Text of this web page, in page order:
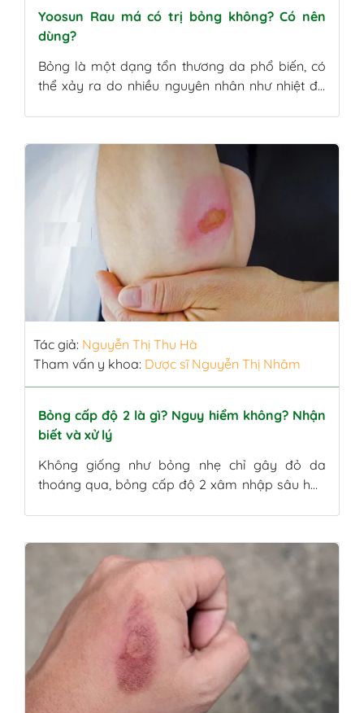
Yoosun Rau má có trị bỏng không? Có nên
dùng?
Bỏng là một dạng tổn thương da phổ biến, có
thể xảy ra do nhiều nguyên nhân như nhiệt độ
rộp hoặc nghiêm trọng hơn là lở loét, hoại tử.
Trong quá trình xử […]
Tác giả: Nguyễn Thị Thu Hà
Tham vấn y khoa: Dược sĩ Nguyễn Thị Nhâm
Bỏng cấp độ 2 là gì? Nguy hiểm không? Nhận
biết và xử lý
Không giống như bỏng nhẹ chỉ gây đỏ da
thoáng qua, bỏng cấp độ 2 xâm nhập sâu hơn
trùng và sẹo co kéo là lý do bạn cần hiểu đúng
và hành động […]